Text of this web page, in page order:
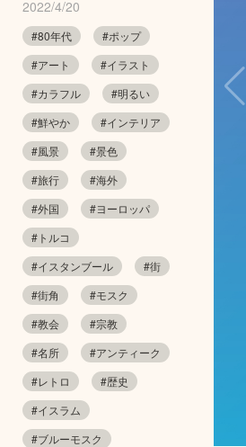
2022/4/20
#80年代
#ポップ
#アート
#イラスト
#カラフル
#明るい
#鮮やか
#インテリア
#風景
#景色
#旅行
#海外
#外国
#ヨーロッパ
#トルコ
#イスタンブール
#街
#街角
#モスク
#教会
#宗教
#名所
#アンティーク
#レトロ
#歴史
#イスラム
#ブルーモスク